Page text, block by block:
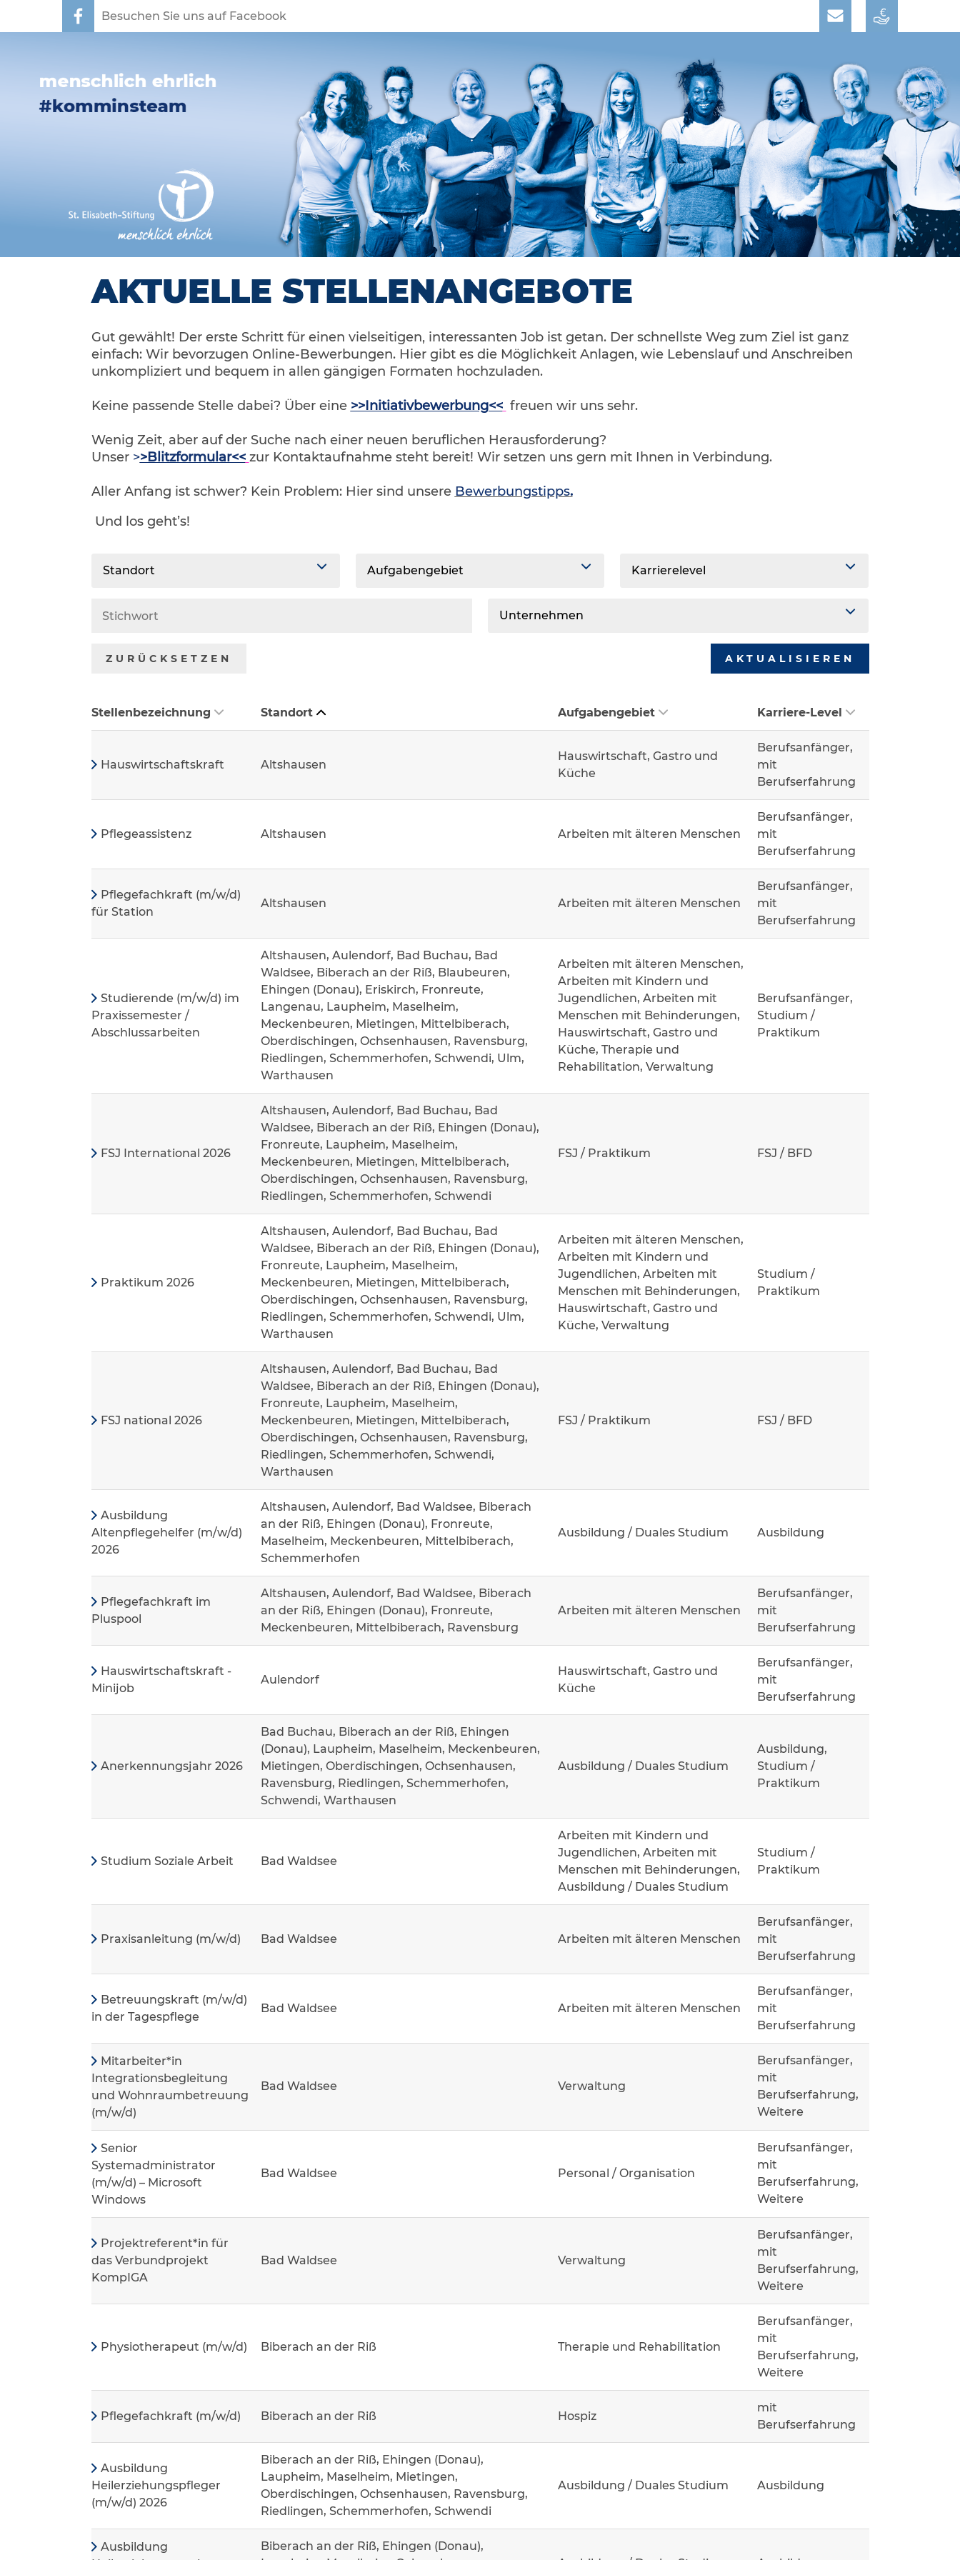
Besuchen Sie uns auf Facebook
AKTUELLE STELLENANGEBOTE
Gut gewählt! Der erste Schritt für einen vielseitigen, interessanten Job ist getan. Der schnellste Weg zum Ziel ist ganz
einfach: Wir bevorzugen Online-Bewerbungen. Hier gibt es die Möglichkeit Anlagen, wie Lebenslauf und Anschreiben
unkompliziert und bequem in allen gängigen Formaten hochzuladen.
Keine passende Stelle dabei? Über eine >>Initiativbewerbung<< freuen wir uns sehr.
Wenig Zeit, aber auf der Suche nach einer neuen beruflichen Herausforderung?
Unser >>Blitzformular<< zur Kontaktaufnahme steht bereit! Wir setzen uns gern mit Ihnen in Verbindung.
Aller Anfang ist schwer? Kein Problem: Hier sind unsere Bewerbungstipps.
Und los geht’s!
Standort Aufgabengebiet Karrierelevel
Unternehmen
ZURÜCKSETZEN AKTUALISIEREN
Stellenbezeichnung Standort Aufgabengebiet Karriere-Level
Hauswirtschaftskraft Altshausen
Hauswirtschaft, Gastro und
Küche
Berufsanfänger,
mit
Berufserfahrung
Pflegeassistenz Altshausen Arbeiten mit älteren Menschen
Berufsanfänger,
mit
Berufserfahrung
Pflegefachkraft (m/w/d)
für Station
Altshausen Arbeiten mit älteren Menschen
Berufsanfänger,
mit
Berufserfahrung
Studierende (m/w/d) im
Praxissemester /
Abschlussarbeiten
Altshausen, Aulendorf, Bad Buchau, Bad
Waldsee, Biberach an der Riß, Blaubeuren,
Ehingen (Donau), Eriskirch, Fronreute,
Langenau, Laupheim, Maselheim,
Meckenbeuren, Mietingen, Mittelbiberach,
Oberdischingen, Ochsenhausen, Ravensburg,
Riedlingen, Schemmerhofen, Schwendi, Ulm,
Warthausen
Arbeiten mit älteren Menschen,
Arbeiten mit Kindern und
Jugendlichen, Arbeiten mit
Menschen mit Behinderungen,
Hauswirtschaft, Gastro und
Küche, Therapie und
Rehabilitation, Verwaltung
Berufsanfänger,
Studium /
Praktikum
FSJ International 2026
Altshausen, Aulendorf, Bad Buchau, Bad
Waldsee, Biberach an der Riß, Ehingen (Donau),
Fronreute, Laupheim, Maselheim,
Meckenbeuren, Mietingen, Mittelbiberach,
Oberdischingen, Ochsenhausen, Ravensburg,
Riedlingen, Schemmerhofen, Schwendi
FSJ / Praktikum FSJ / BFD
Praktikum 2026
Altshausen, Aulendorf, Bad Buchau, Bad
Waldsee, Biberach an der Riß, Ehingen (Donau),
Fronreute, Laupheim, Maselheim,
Meckenbeuren, Mietingen, Mittelbiberach,
Oberdischingen, Ochsenhausen, Ravensburg,
Riedlingen, Schemmerhofen, Schwendi, Ulm,
Warthausen
Arbeiten mit älteren Menschen,
Arbeiten mit Kindern und
Jugendlichen, Arbeiten mit
Menschen mit Behinderungen,
Hauswirtschaft, Gastro und
Küche, Verwaltung
Studium /
Praktikum
FSJ national 2026
Altshausen, Aulendorf, Bad Buchau, Bad
Waldsee, Biberach an der Riß, Ehingen (Donau),
Fronreute, Laupheim, Maselheim,
Meckenbeuren, Mietingen, Mittelbiberach,
Oberdischingen, Ochsenhausen, Ravensburg,
Riedlingen, Schemmerhofen, Schwendi,
Warthausen
FSJ / Praktikum FSJ / BFD
Ausbildung
Altenpflegehelfer (m/w/d)
2026
Altshausen, Aulendorf, Bad Waldsee, Biberach
an der Riß, Ehingen (Donau), Fronreute,
Maselheim, Meckenbeuren, Mittelbiberach,
Schemmerhofen
Ausbildung / Duales Studium Ausbildung
Pflegefachkraft im
Pluspool
Altshausen, Aulendorf, Bad Waldsee, Biberach
an der Riß, Ehingen (Donau), Fronreute,
Meckenbeuren, Mittelbiberach, Ravensburg
Arbeiten mit älteren Menschen
Berufsanfänger,
mit
Berufserfahrung
Hauswirtschaftskraft -
Minijob
Aulendorf
Hauswirtschaft, Gastro und
Küche
Berufsanfänger,
mit
Berufserfahrung
Anerkennungsjahr 2026
Bad Buchau, Biberach an der Riß, Ehingen
(Donau), Laupheim, Maselheim, Meckenbeuren,
Mietingen, Oberdischingen, Ochsenhausen,
Ravensburg, Riedlingen, Schemmerhofen,
Schwendi, Warthausen
Ausbildung / Duales Studium
Ausbildung,
Studium /
Praktikum
Studium Soziale Arbeit Bad Waldsee
Arbeiten mit Kindern und
Jugendlichen, Arbeiten mit
Menschen mit Behinderungen,
Ausbildung / Duales Studium
Studium /
Praktikum
Praxisanleitung (m/w/d) Bad Waldsee Arbeiten mit älteren Menschen
Berufsanfänger,
mit
Berufserfahrung
Betreuungskraft (m/w/d)
in der Tagespflege
Bad Waldsee Arbeiten mit älteren Menschen
Berufsanfänger,
mit
Berufserfahrung
Mitarbeiter*in
Integrationsbegleitung
und Wohnraumbetreuung
(m/w/d)
Bad Waldsee Verwaltung
Berufsanfänger,
mit
Berufserfahrung,
Weitere
Senior
Systemadministrator
(m/w/d) – Microsoft
Windows
Bad Waldsee Personal / Organisation
Berufsanfänger,
mit
Berufserfahrung,
Weitere
Projektreferent*in für
das Verbundprojekt
KompIGA
Bad Waldsee Verwaltung
Berufsanfänger,
mit
Berufserfahrung,
Weitere
Physiotherapeut (m/w/d) Biberach an der Riß Therapie und Rehabilitation
Berufsanfänger,
mit
Berufserfahrung,
Weitere
Pflegefachkraft (m/w/d) Biberach an der Riß Hospiz
mit
Berufserfahrung
Ausbildung
Heilerziehungspfleger
(m/w/d) 2026
Biberach an der Riß, Ehingen (Donau),
Laupheim, Maselheim, Mietingen,
Oberdischingen, Ochsenhausen, Ravensburg,
Riedlingen, Schemmerhofen, Schwendi
Ausbildung / Duales Studium Ausbildung
Ausbildung
Biberach an der Riß, Ehingen (Donau),